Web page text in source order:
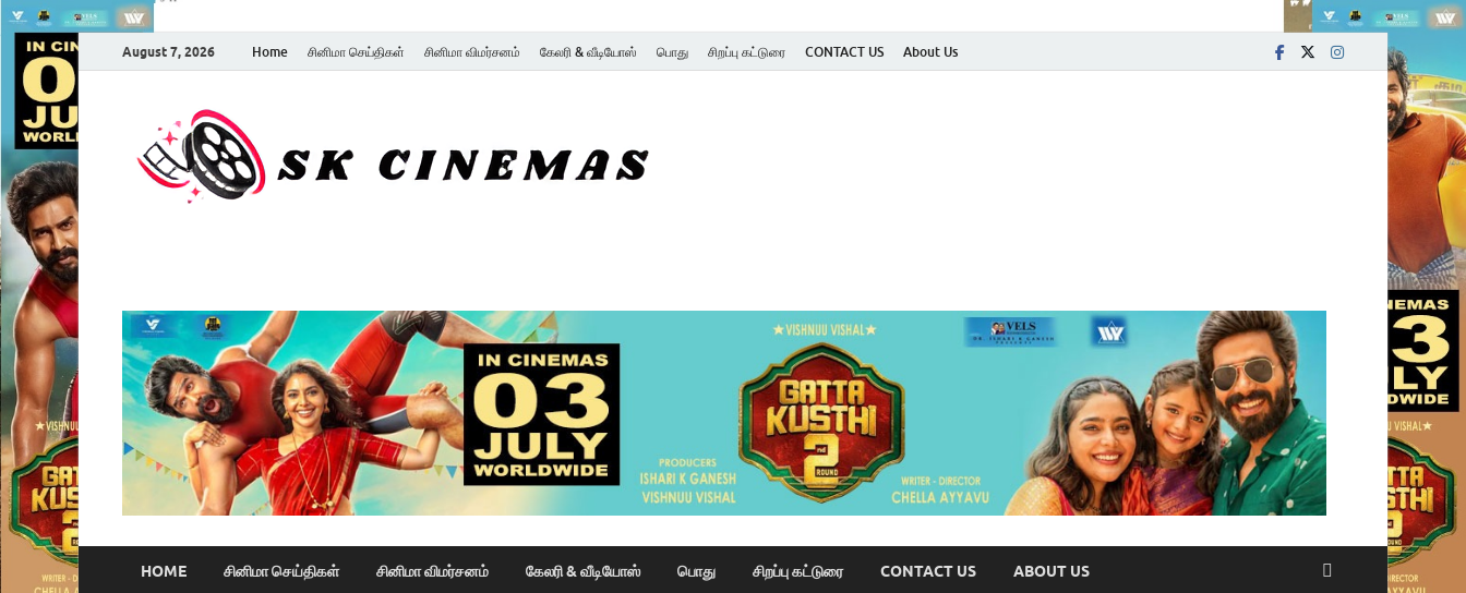
August 7, 2026 Home சினிமா செய்திகள் சினிமா விமர்சனம் கேலரி & வீடியோஸ் பொது சிறப்பு கட்டுரை CONTACT US About Us
HOME சினிமா செய்திகள் சினிமா விமர்சனம் கேலரி & வீடியோஸ் பொது சிறப்பு கட்டுரை CONTACT US ABOUT US